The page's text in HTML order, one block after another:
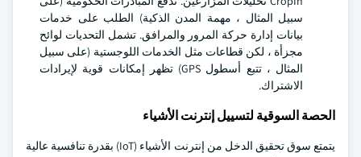
سبيل المثال ، مهمة المدن الذكية) الطلب على خدمات
بيانات إدارة حركة المرور والمرافق. تشمل التحديات لوائح
مجزأة ، لكن قطاعات مثل الخدمات اللوجستية (على سبيل
المثال ، تتبع أسطول GPS) تظهر إمكانات قوية لإيرادات
الاشتراك.
الحصة السوقية لتسييل إنترنت الأشياء
يتمتع سوق تحقيق الدخل من إنترنت الأشياء (IoT) بقدرة تنافسية عالية